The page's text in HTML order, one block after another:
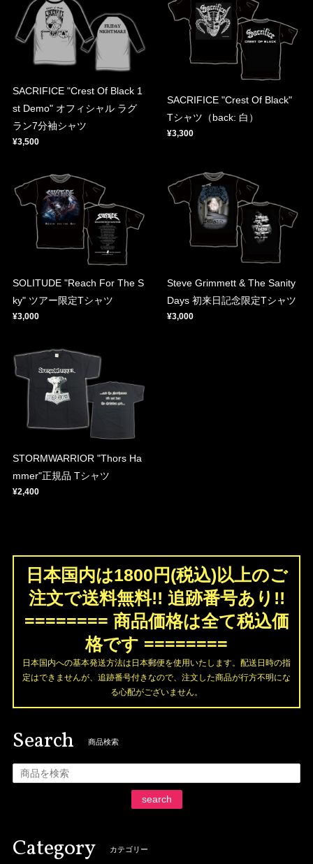
SACRIFICE "Crest Of Black 1
st Demo" オフィシャル ラグ
ラン7分袖シャツ
¥3,500
SACRIFICE "Crest Of Black"
Tシャツ（back: 白）
¥3,300
SOLITUDE "Reach For The S
ky" ツアー限定Tシャツ
¥3,000
Steve Grimmett & The Sanity
Days 初来日記念限定Tシャツ
¥3,000
STORMWARRIOR "Thors Ha
mmer"正規品 Tシャツ
¥2,400
日本国内は1800円(税込)以上のご
注文で送料無料!! 追跡番号あり!!
======== 商品価格は全て税込価
格です ========
日本国内への基本発送方法は日本郵便を使用いたします。配送日時の指
定はできませんが、追跡番号付きなので、注文した商品が行方不明にな
る心配がございません。
Search 商品検索
search
Category カテゴリー